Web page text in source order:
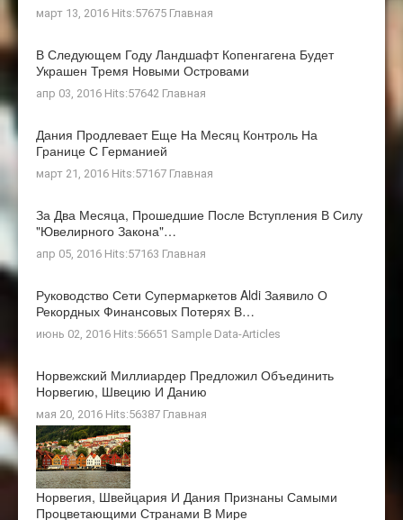
март 13, 2016 Hits:57675 Главная
В Следующем Году Ландшафт Копенгагена Будет
Украшен Тремя Новыми Островами
апр 03, 2016 Hits:57642 Главная
Дания Продлевает Еще На Месяц Контроль На
Границе С Германией
март 21, 2016 Hits:57167 Главная
За Два Месяца, Прошедшие После Вступления В Силу
"ювелирного Закона"…
апр 05, 2016 Hits:57163 Главная
Руководство Сети Супермаркетов Aldi Заявило О
Рекордных Финансовых Потерях В…
июнь 02, 2016 Hits:56651 Sample Data-Articles
Норвежский Миллиардер Предложил Объединить
Норвегию, Швецию И Данию
мая 20, 2016 Hits:56387 Главная
Норвегия, Швейцария И Дания Признаны Самыми
Процветающими Странами В Мире